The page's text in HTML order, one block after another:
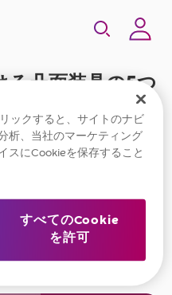
ックすると、サイトのナビ
析、当社のマーケティング
スにCookieを保存すること
すべてのCookie
を許可